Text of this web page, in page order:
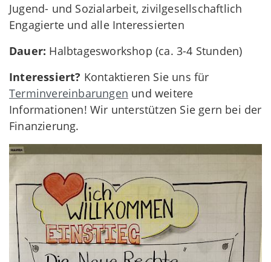
Jugend- und Sozialarbeit, zivilgesellschaftlich
Engagierte und alle Interessierten
Dauer: Halbtagesworkshop (ca. 3-4 Stunden)
Interessiert? Kontaktieren Sie uns für
Terminvereinbarungen und weitere
Informationen! Wir unterstützen Sie gern bei der
Finanzierung.